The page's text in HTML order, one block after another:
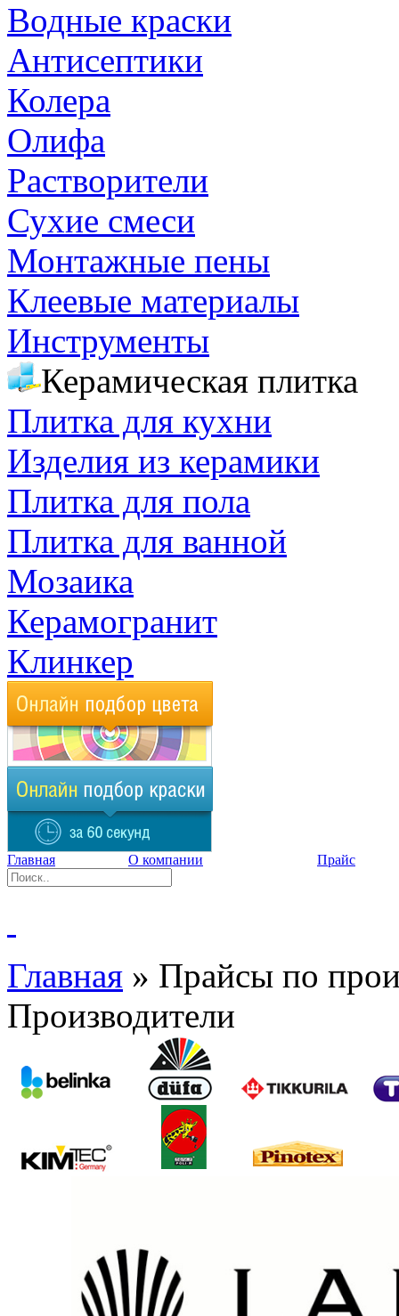
Водные краски
Антисептики
Колера
Олифа
Растворители
Сухие смеси
Монтажные пены
Клеевые материалы
Инструменты
Керамическая плитка
Плитка для кухни
Изделия из керамики
Плитка для пола
Плитка для ванной
Мозаика
Керамогранит
Клинкер
Главная О компании Прайс
Главная » Прайсы по
Производители